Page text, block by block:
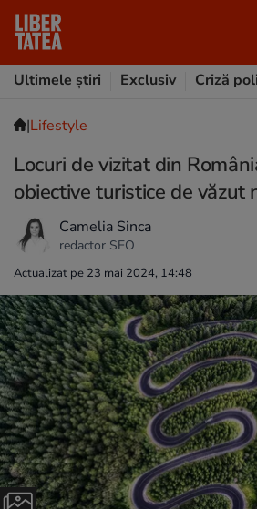
Ultimele știri
Exclusiv Criză
|Lifestyle
Locuri de vizitat din
obiective turistice de văzut
Camelia Sinca
redactor SEO
Actualizat pe 23 mai 2024, 14:48